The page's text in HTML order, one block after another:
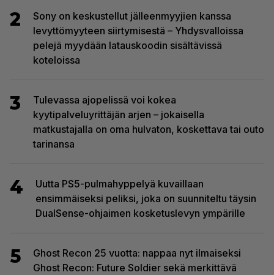
2
Sony on keskustellut jälleenmyyjien kanssa
levyttömyyteen siirtymisestä – Yhdysvalloissa
pelejä myydään latauskoodin sisältävissä
koteloissa
3
Tulevassa ajopelissä voi kokea
kyytipalveluyrittäjän arjen – jokaisella
matkustajalla on oma hulvaton, koskettava tai outo
tarinansa
4
Uutta PS5-pulmahyppelyä kuvaillaan
ensimmäiseksi peliksi, joka on suunniteltu täysin
DualSense-ohjaimen kosketuslevyn ympärille
5
Ghost Recon 25 vuotta: nappaa nyt ilmaiseksi
Ghost Recon: Future Soldier sekä merkittävä